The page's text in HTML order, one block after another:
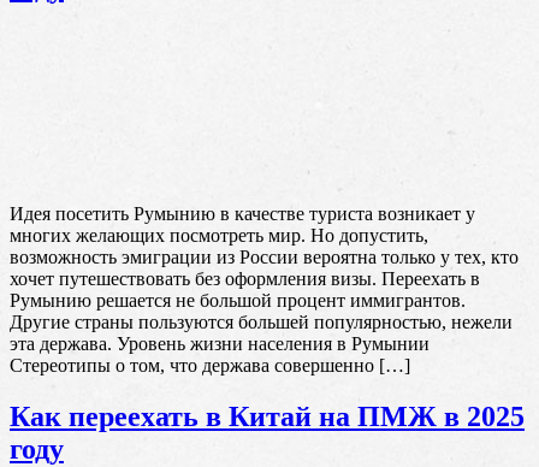
Идея посетить Румынию в качестве туриста возникает у
многих желающих посмотреть мир. Но допустить,
возможность эмиграции из России вероятна только у тех, кто
хочет путешествовать без оформления визы. Переехать в
Румынию решается не большой процент иммигрантов.
Другие страны пользуются большей популярностью, нежели
эта держава. Уровень жизни населения в Румынии
Стереотипы о том, что держава совершенно […]
Как переехать в Китай на ПМЖ в 2025
году